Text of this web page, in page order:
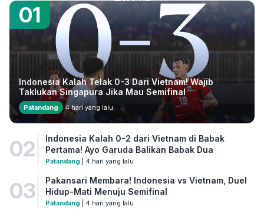
01
Indonesia Kalah Telak 0-3 Dari Vietnam! Wajib
Taklukan Singapura Jika Mau Semifinal
Patandang 4 hari yang lalu
02
Indonesia Kalah 0-2 dari Vietnam di Babak
Pertama! Ayo Garuda Balikan Babak Dua
Patandang | 4 hari yang lalu
03
Pakansari Membara! Indonesia vs Vietnam, Duel
Hidup-Mati Menuju Semifinal
Patandang | 4 hari yang lalu